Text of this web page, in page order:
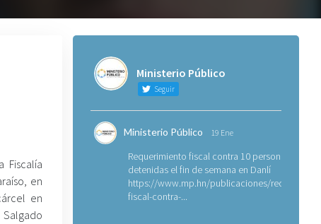
Fiscalía
en
en
Ministerio Público
Seguir
Ministerio Público 19 Ene
Requerimiento fiscal contra 10 personas
detenidas el fin de semana en Danlí
https://www.mp.hn/publicaciones/
fiscal-contra-...